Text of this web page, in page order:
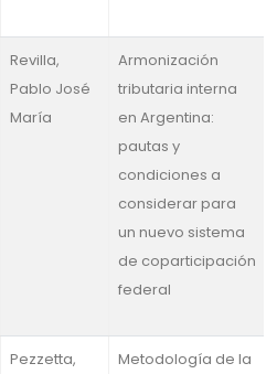
Revilla,
Pablo José
María
Armonización
tributaria interna
en Argentina:
pautas y
condiciones a
considerar para
un nuevo sistema
de coparticipación
federal
Pezzetta,
Metodología de la